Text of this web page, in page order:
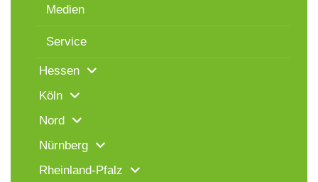
Medien
Service
Hessen
Köln
Nord
Nürnberg
Rheinland-Pfalz